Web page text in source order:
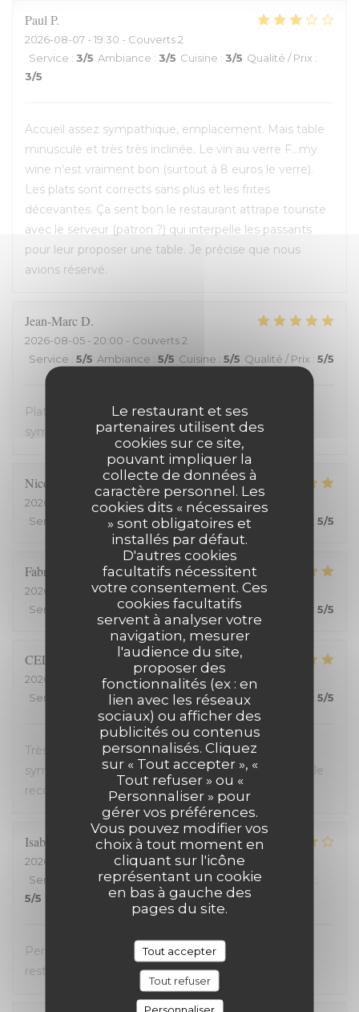
Le restaurant et ses
partenaires utilisent des
cookies sur ce site,
pouvant impliquer la
collecte de données à
caractère personnel. Les
cookies dits « nécessaires
» sont obligatoires et
installés par défaut.
D'autres cookies
facultatifs nécessitent
votre consentement. Ces
cookies facultatifs
servent à analyser votre
navigation, mesurer
l'audience du site,
proposer des
fonctionnalités (ex : en
lien avec les réseaux
sociaux) ou afficher des
publicités ou contenus
personnalisés. Cliquez
sur « Tout accepter », «
Tout refuser » ou «
Personnaliser » pour
gérer vos préférences.
Vous pouvez modifier vos
choix à tout moment en
cliquant sur l'icône
représentant un cookie
en bas à gauche des
pages du site.
Tout accepter
Tout refuser
Personnaliser
Paul P
2026-08-07 - 19:30 - Couverts 2
Service : 3/5 Ambiance : 3/5 Cuisine : 3/5 Qualité / Prix :
3/5
Accueil assez sympathique, emplacement. Mais table
minuscule et très très inclinée. Le vin au verre F...my
wine n'est vraiment bon (surtout à 8 euros le verre).
Les plats sont corrects sans plus et les frites
décevantes. Ça sent bon le restaurant attrape touriste
avec le serveur (patron ?) qui interpelle les passants
pour leur proposer une table. Je précise que nous
avions réservé.
Jean-MarcD
2026-08-05 - 20:00 - Couverts 2
Service : 5/5 Ambiance : 5/5 Cuisine : 5/5 Qualité / Prix : 5/5
Plats avec des produits frais. Très bon. Accueil très
sympathique. Service efficace. On en redemande !
Nicolas
2026-08-03
- 19:15 - Couverts 2
Service
Ambiance :5/5 Cuisine:5/5 Qualité / Prix 5/5
Fabrice
2026-07-25
- 20:00 - Couverts 2
Service
Ambiance:5/5 Cuisine: 5/5 5/5
CELINE
2026-07-23
- 19:45 - Couverts 2
Service
Ambiance:5/5 Cuisine:5/5 Qualité / Prix 5/5
Très bon restaurant, service extrêmement
sympathique, coup de coeur pour le welsh revisité. Je
recommande !
Isabelle
2026-07-20
- 19:30 - Couverts 2
Service
Ambiance:4/5 Cuisine:4/5 Qualité / Prix
:
5/5
Personnel très accueillant, très bons plats, carte
restreinte